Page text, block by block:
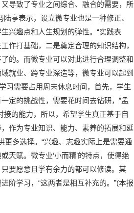
导致了专业之间综合、融合的需要，所
亭表示，设立微专业也是一种修正、
兴趣点和人生规划的弹性。“实践表
作打基础，二是奠定合理的知识结构，
的。而微专业可以对此进行合理调整和
就业、跨专业深造等，微专业可以起到
习需要占用周末休息时间，首先，学生
定的挑战性，需要花时间去钻研，”孟
的能力，所以，希望学生真正基于自
作为专业知识、能力、素养的拓展和延
多选择。“兴趣、志趣实际上是需要通
天赋。微专业‘小而精’的特点，使得绝
要愿意且学有余力的都可以修读。其
阶学习，“这两者是相互补充的。”(本报